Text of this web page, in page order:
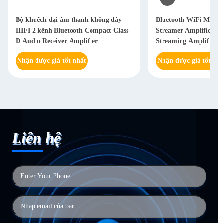
Bộ khuếch đại âm thanh không dây
HIFI 2 kênh Bluetooth Compact Class
D Audio Receiver Amplifier
Nhận được giá tốt nhất
Bluetooth WiFi
Streamer Amplifier
Streaming Amplifier
Nhận được giá tốt
Liên hệ